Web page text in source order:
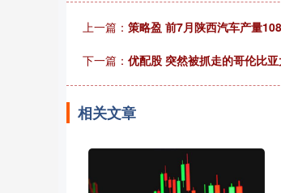
上一篇： 策略盈 前7月陕西汽车产量
下一篇： 优配股 突然被抓走的哥伦比
相关文章